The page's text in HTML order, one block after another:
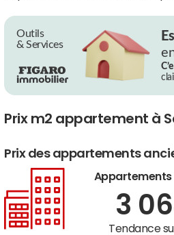
Outils
& Services
Prix m2 appartement à
Prix des appartements
Appartements
3
Tendance